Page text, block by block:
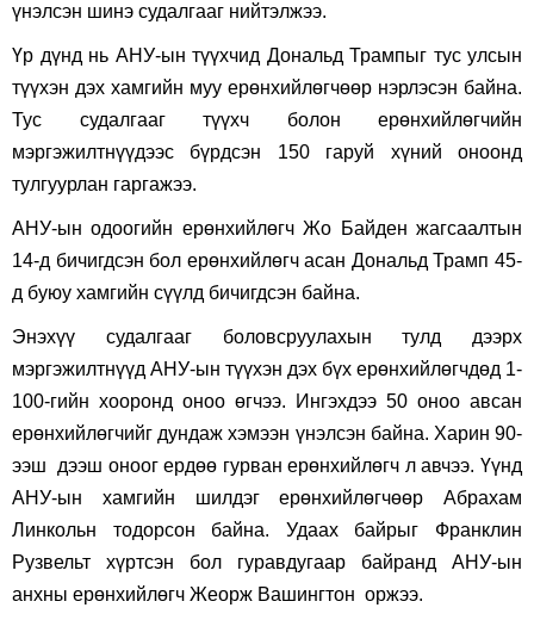
үнэлсэн шинэ судалгааг нийтэлжээ.
Үр дүнд нь АНУ-ын түүхчид Дональд Трампыг тус улсын
түүхэн дэх хамгийн муу ерөнхийлөгчөөр нэрлэсэн байна.
Тус судалгааг түүхч болон ерөнхийлөгчийн
мэргэжилтнүүдээс бүрдсэн 150 гаруй хүний оноонд
тулгуурлан гаргажээ.
АНУ-ын одоогийн ерөнхийлөгч Жо Байден жагсаалтын
14-д бичигдсэн бол ерөнхийлөгч асан Дональд Трамп 45-
д буюу хамгийн сүүлд бичигдсэн байна.
Энэхүү судалгааг боловсруулахын тулд дээрх
мэргэжилтнүүд АНУ-ын түүхэн дэх бүх ерөнхийлөгчдөд 1-
100-гийн хооронд оноо өгчээ. Ингэхдээ 50 оноо авсан
ерөнхийлөгчийг дундаж хэмээн үнэлсэн байна. Харин 90-
ээш дээш оноог ердөө гурван ерөнхийлөгч л авчээ. Үүнд
АНУ-ын хамгийн шилдэг ерөнхийлөгчөөр Абрахам
Линкольн тодорсон байна. Удаах байрыг Франклин
Рузвельт хүртсэн бол гуравдугаар байранд АНУ-ын
анхны ерөнхийлөгч Жеорж Вашингтон оржээ.